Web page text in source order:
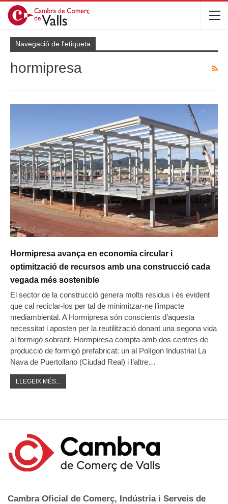
Navegació de l'etiqueta
hormipresa
Hormipresa avança en economia circular i
optimització de recursos amb una construcció cada
vegada més sostenible
El sector de la construcció genera molts residus i és evident
que cal reciclar-los per tal de minimitzar-ne l’impacte
mediambiental. A Hormipresa són conscients d’aquesta
necessitat i aposten per la reutilització donant una segona vida
al formigó sobrant. Hormpiresa compta amb dos centres de
producció de formigó prefabricat: un al Polígon Industrial La
Nava de Puertollano (Ciudad Real) i l’altre…
LLEGEIX MÉS...
Cambra Oficial de Comerç, Indústria i Serveis de